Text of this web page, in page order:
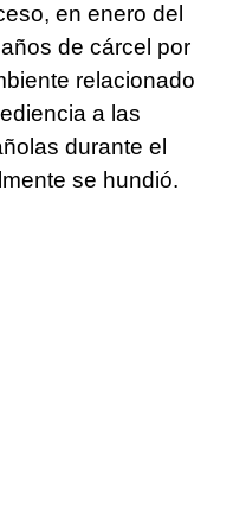
en enero del
de cárcel por
relacionado
a las
durante el
se hundió.